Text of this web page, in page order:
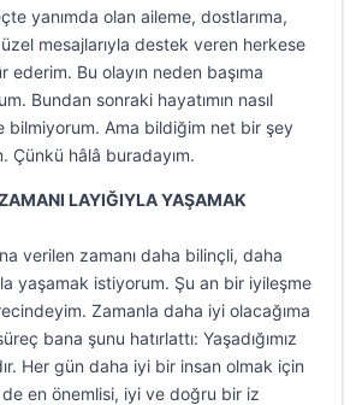
yanımda olan aileme, dostlarıma,
mesajlarıyla destek veren herkese
Bu olayın neden başıma
Bundan sonraki hayatımın nasıl
bilmiyorum. Ama bildiğim net bir şey
Çünkü hâlâ buradayım.
LAYIĞIYLA YAŞAMAK
verilen zamanı daha bilinçli, daha
yaşamak istiyorum. Şu an bir iyileşme
Zamanla daha iyi olacağıma
bana şunu hatırlattı: Yaşadığımız
Her gün daha iyi bir insan olmak için
en önemlisi, iyi ve doğru bir iz